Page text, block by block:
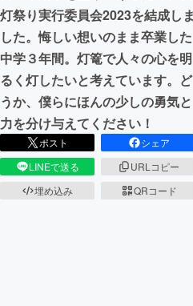
CAMPFIRE for Social Good
CAMPFIREふるさと納税
灯祭り実行委員会2023を結成しま
した。悔しい想いのまま卒業した
中学３年間。灯篭で人々の心を明
るく灯したいと考えています。ど
うか、僕らにほんの少しの勇気と
力を分け与えてください！
ポスト
シェア
LINEで送る
URLコピー
埋め込み
QRコード